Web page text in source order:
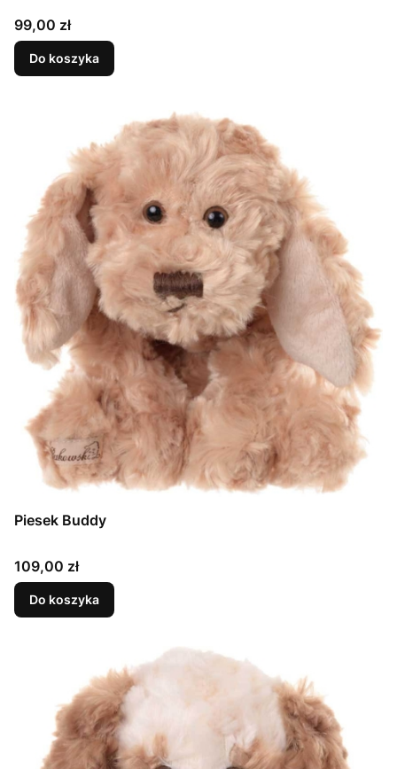
Cena
99,00 zł
Do koszyka
Piesek Buddy
Cena
109,00 zł
Do koszyka